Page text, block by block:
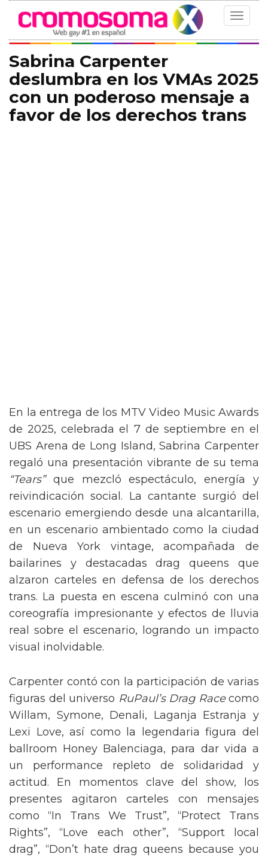
Toggle
Sabrina Carpenter
deslumbra en los VMAs 2025
con un poderoso mensaje a
favor de los derechos trans
En la entrega de los MTV Video Music Awards
de 2025, celebrada el 7 de septiembre en el
UBS Arena de Long Island, Sabrina Carpenter
regaló una presentación vibrante de su tema
“Tears”que mezcló espectáculo, energía y
reivindicación social. La cantante surgió del
escenario emergiendo desde una alcantarilla,
en un escenario ambientado como la ciudad
de Nueva York vintage, acompañada de
bailarines y destacadas drag queens que
alzaron carteles en defensa de los derechos
trans. La puesta en escena culminó con una
coreografía impresionante y efectos de lluvia
real sobre el escenario, logrando un impacto
visual inolvidable.
Carpenter contó con la participación de varias
figuras del universo RuPaul’s Drag Racecomo
Willam, Symone, Denali, Laganja Estranja y
Lexi Love, así como la legendaria figura del
ballroom Honey Balenciaga, para dar vida a
un performance repleto de solidaridad y
actitud. En momentos clave del show, los
presentes agitaron carteles con mensajes
como “In Trans We Trust”, “Protect Trans
Rights”, “Love each other”, “Support local
drag”, “Don’t hate drag queens because you